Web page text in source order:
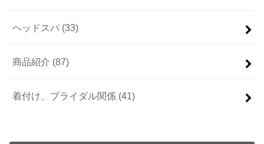
ヘッドスパ (33)
商品紹介 (87)
着付け、ブライダル関係 (41)